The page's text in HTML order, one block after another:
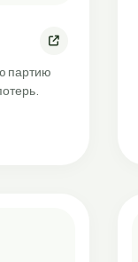
партию